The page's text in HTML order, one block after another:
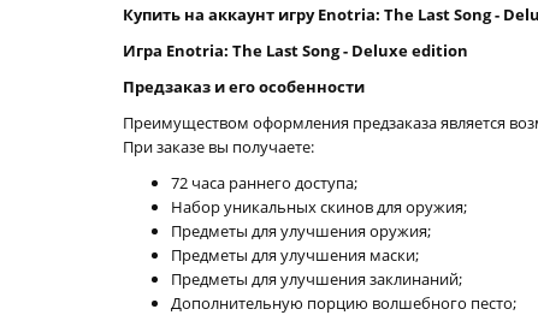
Купить на аккаунт игру Enotria: The Last Song -
Игра Enotria: The Last Song - Deluxe edition
Предзаказ и его особенности
Преимуществом оформления предзаказа является
При заказе вы получаете:
72 часа раннего доступа;
Набор уникальных скинов для оружия;
Предметы для улучшения оружия;
Предметы для улучшения маски;
Предметы для улучшения заклинаний;
Дополнительную порцию волшебного песто;